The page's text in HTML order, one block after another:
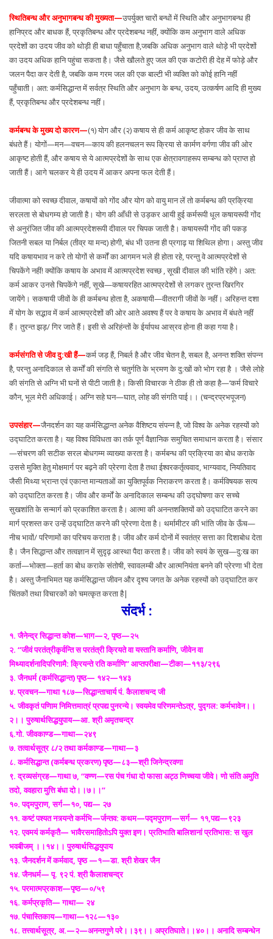
स्थितिबन्ध और अनुभागबन्ध की मुख्यता—उपर्युक्त चारों बन्धों में स्थिति और अनुभागबन्ध ही
हानिप्रद और बाधक हैं, प्रकृतिबन्ध और प्रदेशबन्ध नहीं, क्योंकि कम अनुभाग वाले अधिक
प्रदेशों का उदय जीव को थोड़ी ही बाधा पहुँचाता है,जबकि अधिक अनुभाग वाले थोड़े भी प्रदेशों
का उदय अधिक हानि पहुंचा सकता है। जैसे खौलते हुए जल की एक कटोरी ही देह में फोड़े और
जलन पैदा कर देती है, जबकि कम गरम जल की एक बाल्टी भी व्यक्ति को कोई हानि नहीं
पहुँचाती। अत: कर्मसिद्धान्त में सर्वत्र स्थिति और अनुभाग के बन्ध, उदय, उत्कर्षण आदि ही मुख्य
हैं, प्रकृतिबन्ध और प्रदेशबन्ध नहीं।
कर्मबन्ध के मुख्य दो कारण—(१) योग और (२) कषाय से ही कर्म आकृष्ट होकर जीव के साथ
बंधते हैं। योगों—मन—वचन—काय की हलनचलन रूप क्रिया से कार्मण वर्गणा जीव की ओर
आकृष्ट होती हैं, और कषाय से ये आत्मप्रदेशों के साथ एक क्षेत्रावगाहरूप सम्बन्ध को प्राप्त हो
जाती हैं। आगे चलकर ये ही उदय में आकर अपना फल देती हैं।
जीवात्मा को स्वच्छ दीवाल, कषायों को गोंद और योग को वायु मान लें तो कर्मबन्ध की प्रक्रिया
सरलता से बोधगम्य हो जाती है। योग की आँधी से उड़कर आयी हुई कर्मरूपी धूल कषायरूपी गोंद
से अनुरंजित जीव की आत्मप्रदेशरूपी दीवाल पर चिपक जाती है। कषायरूपी गोंद की पकड़
जितनी सबल या निर्बल (तीव्र या मन्द) होगी, बंध भी उतना ही प्रगाढ़ या शिथिल होगा। अस्तु जीव
यदि कषायभाव न करे तो योगों से कर्मों का आगमन भले ही होता रहे, परन्तु वे आत्मप्रदेशों से
चिपकेंगे नहीं! क्योंकि कषाय के अभाव में आत्मप्रदेश स्वच्छ , सूखी दीवाल की भांति रहेंगे। अत:
कर्म आकर उनसे चिपकेंगे नहीं, सूखे—कषायरहित आत्मप्रदेशों से लगकर तुरन्त खिरगिर
जायेंगे। सकषायी जीवों के ही कर्मबन्ध होता है, अकषायी—वीतरागी जीवों के नहीं। अरिहन्त दशा
में योग के सद्भाव में कर्म आत्मप्रदेशों की ओर आते अवश्य हैं पर वे कषाय के अभाव में बंधते नहीं
हैं। तुरन्त झड़/ गिर जाते हैं। इसी से अरिहंन्तों के ईर्यापथ आस्रव होना ही कहा गया है।
कर्मसंगति से जीव दु:खी हैं—कर्म जड़ हैं, निबर्ल है और जीव चेतन है, सबल है, अनन्त शक्ति संपन्न
है, परन्तु अनादिकाल से कर्मों की संगति से चतुर्गति के भ्रमण के दु:खों को भोग रहा है । जैसे लोहे
की संगति से अग्नि भी घनों से पीटी जाती है। किसी विचारक ने ठीक ही तो कहा है—‘कर्म विचारे
कौन, भूल मेरी अधिकाई। अग्नि सहे घन—घात, लोह की संगति पाई।। (चन्द्रप्रभपूजन)
उपसंहार—जैनदर्शन का यह कर्मसिद्धान्त अनेक वैशिष्टय संपन्न है, जो विश्व के अनेक रहस्यों को
उद्घाटित करता है। यह विश्व विविधता का तर्क पूर्ण वैज्ञानिक समुचित समाधान करता है। संसार
—संचरण की सटीक सरल बोधगम्म व्याख्या करता है। कर्मबन्ध की प्रक्रिया का बोध कराके
उससे मुक्ति हेतु मोक्षमार्ग पर बढ़ने की प्रेरणा देता है तथा ईश्वरकर्तृत्ववाद, भाग्यवाद, नियतिवाद
जैसी मिथ्या भ्रान्त एवं एकान्त मान्यताओं का युक्तिपूर्वक निराकरण करता है। कर्मविषयक सत्य
को उद्घाटित करता है। जीव और कर्मों के अनादिकाल सम्बन्ध की उद्घोषणा कर सच्चे
सुखशांति के सन्मार्ग को प्रकाशित करता है। आत्मा की अनन्तशक्तियों को उद्घाटित करने का
मार्ग प्रशस्त कर उन्हें उद्घाटित करने की प्रेरणा देता है। थर्मामीटर की भांति जीव के ऊँच—
नीच भावों/ परिणामों का परिचय कराता है। जीव और कर्म दोनों में स्वतंत्र सत्ता का दिशाबोध देता
है। जैन सिद्धान्त और तत्वज्ञान में सुदृढ़ आस्था पैदा करता है। जीव को स्वयं के सुख—दु:ख का
कर्ता—भोक्ता—हर्ता का बोध कराके संतोषी, स्वावलम्बी और आत्मनियंता बनने की प्रेरणा भी देता
है। अस्तु जैनाभिमत यह कर्मसिद्धान्त जीवन और दृश्य जगत के अनेक रहस्यों को उद्घाटित कर
चिंतकों तथा विचारकों को चमत्कृत करता है|
संदर्भ :
१. जैनेन्द्र सिद्धान्त कोश—भाग—२, पृष्ठ—२५
२. ‘‘जीवं परतंत्रीकृर्वन्ति स परतंत्री क्रियते वा यस्तानि कर्माणि, जीवेन वा
मिथ्यादर्शनादिपरिणामै: क्रियन्ते रति कर्माणि’’ आप्तपरीक्षा—टीका—११३/२९६
३. जैनधर्म (कर्मसिद्धान्त) पृष्ठ— १४२—१४३
४. प्रवचन—गाथा १८७—सिद्धान्ताचार्य पं. कैलाशचन्द जी
५. जीवकृतं पणिाम निमित्तमात्रं प्रपद्य पुनरन्ये। स्वयमेव परिणमन्तेऽत्र, पुद्गल: कर्मभावेन।।
२।। पुरुषार्थसिद्धयुपाय—आ. श्री अमृतचन्द्र
६.गो. जीवकाण्ड—गाथा—२४९
७. तत्वार्थसूत्र ८/२ तथा कर्मकाण्ड—गाथा—३
८. कर्मसिद्धान्त (कर्मबन्ध प्रकरण) पृष्ठ—८३—श्री जिनेन्द्रवणा
९. द्रव्यसंग्रह—गाथा ७, ‘‘वण्ण—रस पंच गंधा दो फासा अट्ठ णिच्चया जीवे। णो संति अमुति
तदो, ववहारा मुत्ति बंधा दो।।७।।’’
१०. पद्मपुराण, सर्ग—१०, पद्य— २७
११. कष्टं पश्यत नत्र्यन्ते कर्मभि—र्जन्तव: कथम—पद्मपुराण—सर्ग— ११,पद्य—९२३
१२. एवमयं कर्मकृतै— भावैरसमाहितोऽपि युक्त इण। प्रतिभाति बालिशानां प्रतिभास: स खुल
भवबीजम् ।।१४।। पुरुषार्थसिद्धयुपाय
१३. जैनदर्शन में कर्मवाद, पृष्ठ —१—डा. श्री शेखर जैन
१४. जैनधर्म— पृ. ९२ पं. श्री कैलाशचन्द्र
१५. परमात्मप्रकाश—पृष्ठ—०/५९
१६. कर्मप्रकृति— गाथा— २४
१७. पंचास्तिकाय—गाथा—१२८—१३०
१८. तत्त्वार्थसूत्र, अ.—२—अनन्तगुणे परे।।३९।। अप्रतिघाते।।४०।। अनादि सम्बन्धेन